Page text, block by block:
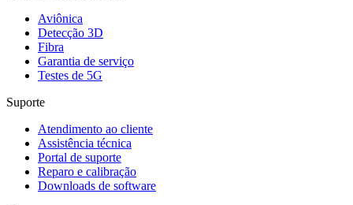
Aviônica
Detecção 3D
Fibra
Garantia de serviço
Testes de 5G
Suporte
Atendimento ao cliente
Assistência técnica
Portal de suporte
Reparo e calibração
Downloads de software